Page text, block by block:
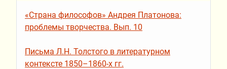
«Страна философов» Андрея Платонова:
проблемы творчества. Вып. 10
Письма Л.Н. Толстого в литературном
контексте 1850–1860-х гг.